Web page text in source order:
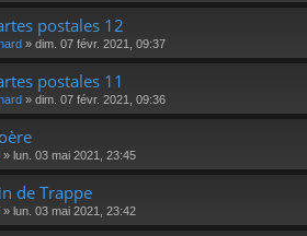
postales 12
» dim. 07 févr. 2021, 09:37
postales 11
» dim. 07 févr. 2021, 09:36
» lun. 03 mai 2021, 23:45
de Trappe
» lun. 03 mai 2021, 23:42